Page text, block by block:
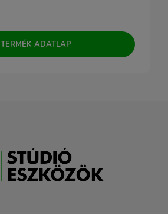
TERMÉK ADATLAP